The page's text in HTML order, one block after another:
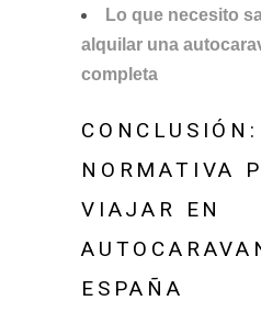
Lo que necesito
alquilar una
completa
CONCLUSIÓN:
NORMATIVA
VIAJAR EN
ESPAÑA